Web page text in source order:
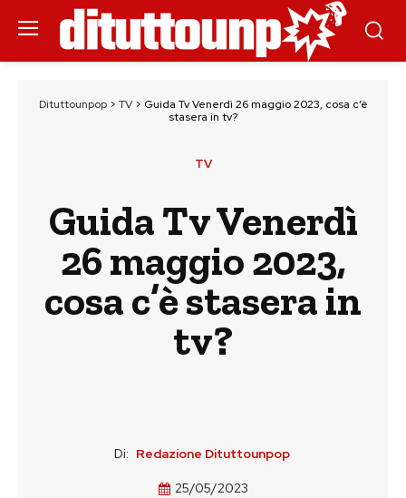
Dituttounpop> TV> Guida Tv Venerdì 26 maggio 2023, cosa c’è
stasera in tv?
TV
Guida Tv Venerdì
26 maggio 2023,
cosa c’è stasera in
tv?
Di: Redazione Dituttounpop
25/05/2023